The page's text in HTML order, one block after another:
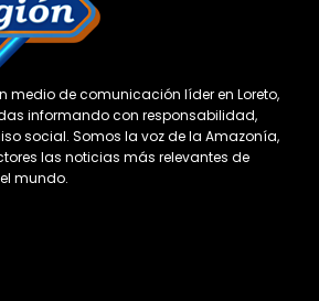
medio de comunicación líder en Loreto,
informando con responsabilidad,
social. Somos la voz de la Amazonía,
las noticias más relevantes de
el mundo.